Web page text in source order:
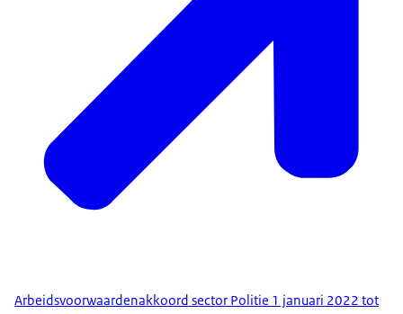
Arbeidsvoorwaardenakkoord sector Politie 1 januari 2022 tot